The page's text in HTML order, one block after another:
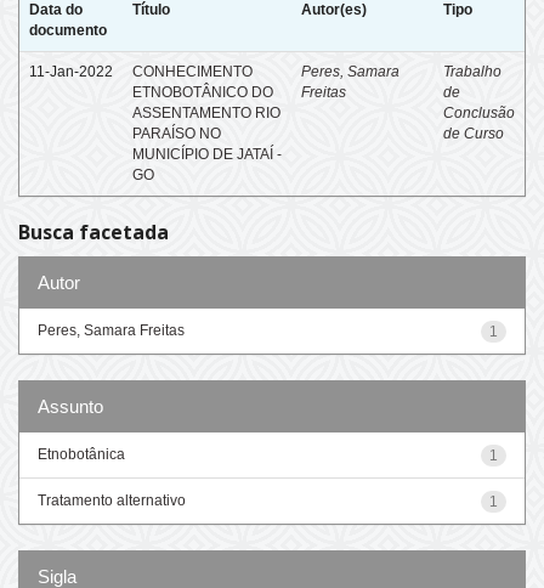
Data do
documento
Título Autor(es) Tipo
11-Jan-2022
CONHECIMENTO
ETNOBOTÂNICO DO
ASSENTAMENTO RIO
PARAÍSO NO
MUNICÍPIO DE JATAÍ -
GO
Peres, Samara
Freitas
Trabalho
de
Conclusão
de Curso
Busca facetada
Autor
1
Peres, Samara Freitas
Assunto
1
Etnobotânica
1
Tratamento alternativo
Sigla